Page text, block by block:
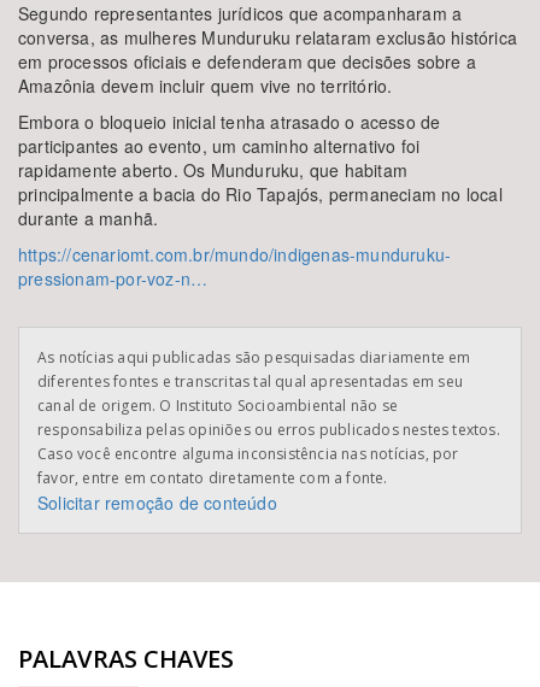
Segundo representantes jurídicos que acompanharam a
conversa, as mulheres Munduruku relataram exclusão histórica
em processos oficiais e defenderam que decisões sobre a
Amazônia devem incluir quem vive no território.
Embora o bloqueio inicial tenha atrasado o acesso de
participantes ao evento, um caminho alternativo foi
rapidamente aberto. Os Munduruku, que habitam
principalmente a bacia do Rio Tapajós, permaneciam no local
durante a manhã.
https://cenariomt.com.br/mundo/indigenas-munduruku-
pressionam-por-voz-n…
As notícias aqui publicadas são pesquisadas diariamente em
diferentes fontes e transcritas tal qual apresentadas em seu
canal de origem. O Instituto Socioambiental não se
responsabiliza pelas opiniões ou erros publicados nestes textos.
Caso você encontre alguma inconsistência nas notícias, por
favor, entre em contato diretamente com a fonte.
Solicitar remoção de conteúdo
PALAVRAS CHAVES